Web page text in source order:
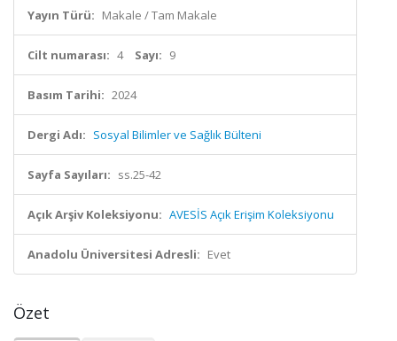
Yayın Türü: Makale / Tam Makale
Cilt numarası: 4 Sayı: 9
Basım Tarihi: 2024
Dergi Adı: Sosyal Bilimler ve Sağlık Bülteni
Sayfa Sayıları: ss.25-42
Açık Arşiv Koleksiyonu: AVESİS Açık Erişim Koleksiyonu
Anadolu Üniversitesi Adresli: Evet
Özet